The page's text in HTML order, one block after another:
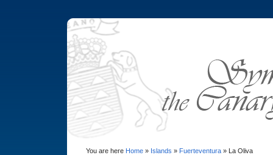
You are here Home» Islands » Fuerteventura» La Oliva